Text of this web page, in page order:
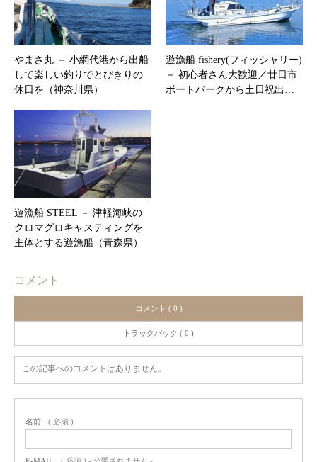
やまさ丸 － 小網代港から出船
して楽しい釣りでとびきりの
休日を（神奈川県）
遊漁船 fishery(フィッシャリー)
－ 初心者さん大歓迎／廿日市
ボートパークから土日祝出…
遊漁船 STEEL － 津軽海峡の
クロマグロキャスティングを
主体とする遊漁船（青森県）
コメント
コメント ( 0 )
トラックバック ( 0 )
この記事へのコメントはありません。
名前 ( 必須 )
E-MAIL ( 必須 ) - 公開されません -